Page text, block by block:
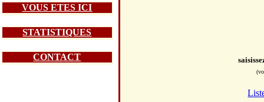
VOUS ETES ICI
STATISTIQUES
CONTACT